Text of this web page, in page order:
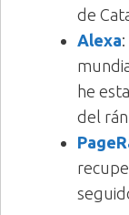
de
Alexa
he
del